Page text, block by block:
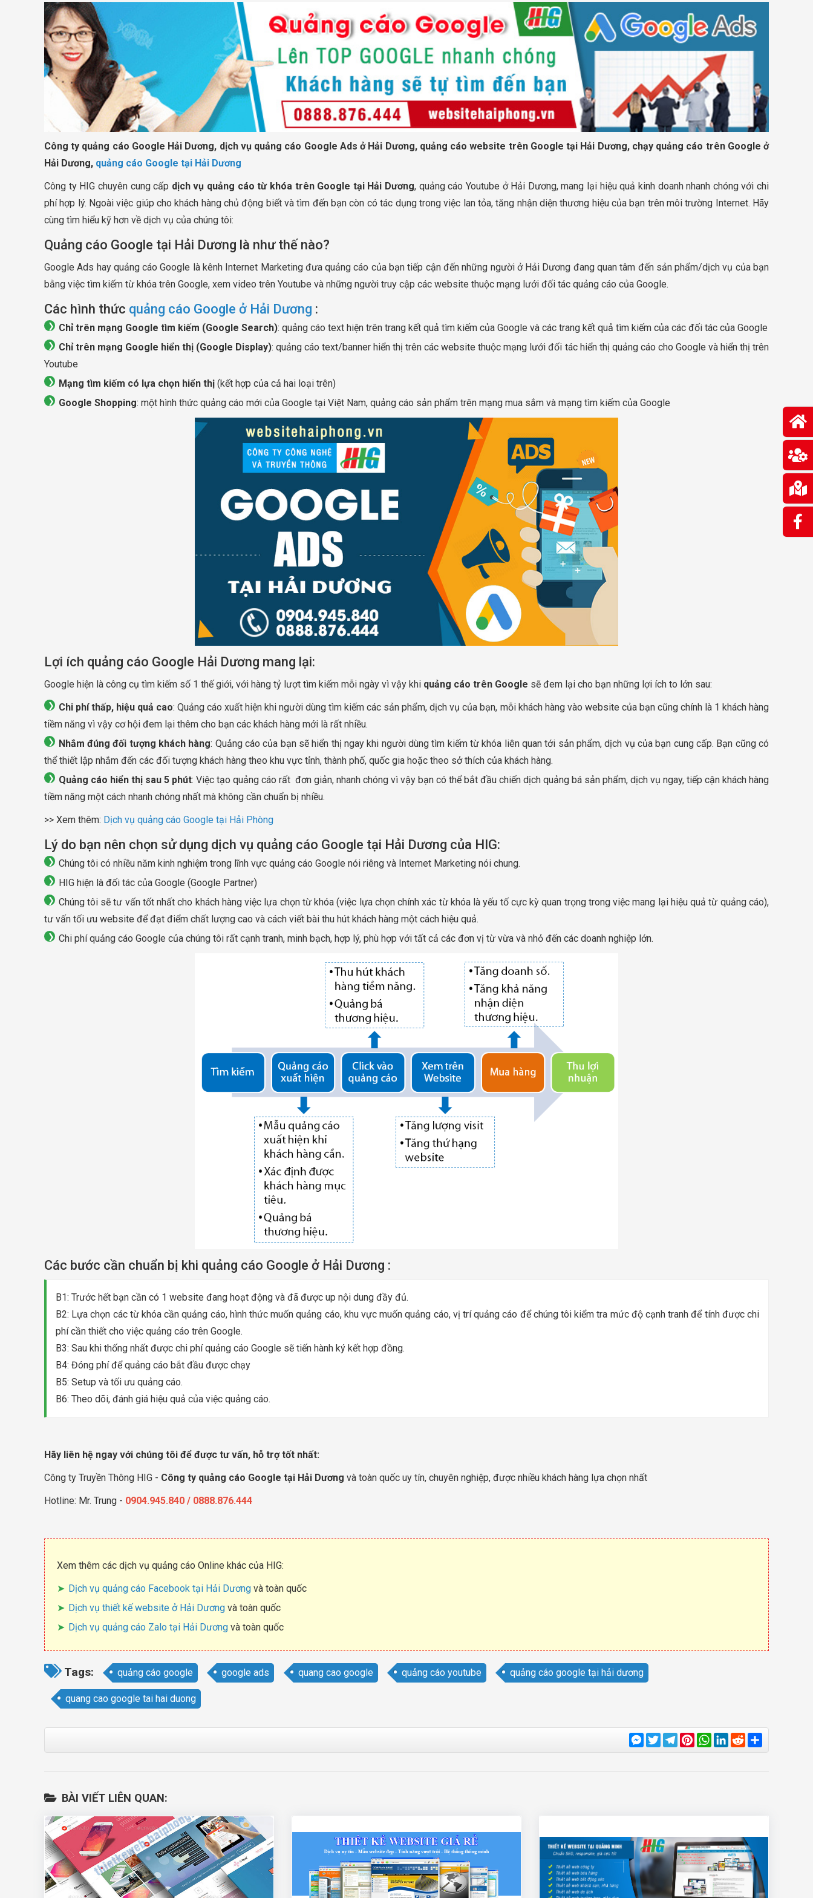
Công ty quảng cáo Google Hải Dương, dịch vụ quảng cáo Google Ads ở Hải Dương, quảng cáo website trên Google tại Hải Dương, chạy quảng cáo trên Google ở
Hải Dương, quảng cáo Google tại Hải Dương
Công ty HIG chuyên cung cấp dịch vụ quảng cáo từ khóa trên Google tại Hải Dương, quảng cáo Youtube ở Hải Dương, mang lại hiệu quả kinh doanh nhanh chóng với chi
phí hợp lý. Ngoài việc giúp cho khách hàng chủ động biết và tìm đến bạn còn có tác dụng trong việc lan tỏa, tăng nhận diện thương hiệu của bạn trên môi trường Internet. Hãy
cùng tìm hiểu kỹ hơn về dịch vụ của chúng tôi:
Quảng cáo Google tại Hải Dương là như thế nào?
Google Ads hay quảng cáo Google là kênh Internet Marketing đưa quảng cáo của bạn tiếp cận đến những người ở Hải Dương đang quan tâm đến sản phẩm/dịch vụ của bạn
bằng việc tìm kiếm từ khóa trên Google, xem video trên Youtube và những người truy cập các website thuộc mạng lưới đối tác quảng cáo của Google.
Các hình thức quảng cáo Google ở Hải Dương :
Chỉ trên mạng Google tìm kiếm (Google Search): quảng cáo text hiện trên trang kết quả tìm kiếm của Google và các trang kết quả tìm kiếm của các đối tác của Google
Chỉ trên mạng Google hiển thị (Google Display): quảng cáo text/banner hiển thị trên các website thuộc mạng lưới đối tác hiển thị quảng cáo cho Google và hiển thị trên
Youtube
Mạng tìm kiếm có lựa chọn hiển thị(kết hợp của cả hai loại trên)
Google Shopping: một hình thức quảng cáo mới của Google tại Việt Nam, quảng cáo sản phẩm trên mạng mua sắm và mạng tìm kiếm của Google
Lợi ích quảng cáo Google Hải Dương mang lại:
Google hiện là công cụ tìm kiếm số 1 thế giới, với hàng tỷ lượt tìm kiếm mỗi ngày vì vậy khi quảng cáo trên Google sẽ đem lại cho bạn những lợi ích to lớn sau:
Chi phí thấp, hiệu quả cao: Quảng cáo xuất hiện khi người dùng tìm kiếm các sản phẩm, dịch vụ của bạn, mỗi khách hàng vào website của bạn cũng chính là 1 khách hàng
tiềm năng vì vậy cơ hội đem lại thêm cho bạn các khách hàng mới là rất nhiều.
Nhắm đúng đối tượng khách hàng: Quảng cáo của bạn sẽ hiển thị ngay khi người dùng tìm kiếm từ khóa liên quan tới sản phẩm, dịch vụ của bạn cung cấp. Bạn cũng có
thể thiết lập nhắm đến các đối tượng khách hàng theo khu vực tỉnh, thành phố, quốc gia hoặc theo sở thích của khách hàng.
Quảng cáo hiển thị sau 5 phút: Việc tạo quảng cáo rất đơn giản, nhanh chóng vì vậy bạn có thể bắt đầu chiến dịch quảng bá sản phẩm, dịch vụ ngay, tiếp cận khách hàng
tiềm năng một cách nhanh chóng nhất mà không cần chuẩn bị nhiều.
>> Xem thêm: Dịch vụ quảng cáo Google tại Hải Phòng
Lý do bạn nên chọn sử dụng dịch vụ quảng cáo Google tại Hải Dương của HIG:
Chúng tôi có nhiều năm kinh nghiệm trong lĩnh vực quảng cáo Google nói riêng và Internet Marketing nói chung.
HIG hiện là đối tác của Google (Google Partner)
Chúng tôi sẽ tư vấn tốt nhất cho khách hàng việc lựa chọn từ khóa (việc lựa chọn chính xác từ khóa là yếu tố cực kỳ quan trọng trong việc mang lại hiệu quả từ quảng cáo),
tư vấn tối ưu website để đạt điểm chất lượng cao và cách viết bài thu hút khách hàng một cách hiệu quả.
Chi phí quảng cáo Google của chúng tôi rất cạnh tranh, minh bạch, hợp lý, phù hợp với tất cả các đơn vị từ vừa và nhỏ đến các doanh nghiệp lớn.
Các bước cần chuẩn bị khi quảng cáo Google ở Hải Dương :
B1: Trước hết bạn cần có 1 website đang hoạt động và đã được up nội dung đầy đủ.
B2: Lựa chọn các từ khóa cần quảng cáo, hình thức muốn quảng cáo, khu vực muốn quảng cáo, vị trí quảng cáo để chúng tôi kiểm tra mức độ cạnh tranh để tính được chi
phí cần thiết cho việc quảng cáo trên Google.
B3: Sau khi thống nhất được chi phí quảng cáo Google sẽ tiến hành ký kết hợp đồng.
B4: Đóng phí để quảng cáo bắt đầu được chạy
B5: Setup và tối ưu quảng cáo.
B6: Theo dõi, đánh giá hiệu quả của việc quảng cáo.
Hãy liên hệ ngay với chúng tôi để được tư vấn, hỗ trợ tốt nhất:
Công ty Truyền Thông HIG - Công ty quảng cáo Google tại Hải Dương và toàn quốc uy tín, chuyên nghiệp, được nhiều khách hàng lựa chọn nhất
Hotline: Mr. Trung - 0904.945.840 / 0888.876.444
Xem thêm các dịch vụ quảng cáo Online khác của HIG:
Dịch vụ quảng cáo Facebook tại Hải Dương và toàn quốc
Dịch vụ thiết kế website ở Hải Dương và toàn quốc
Dịch vụ quảng cáo Zalo tại Hải Dương và toàn quốc
Tags: quảng cáo google google ads quang cao google quảng cáo youtube quảng cáo google tại hải dương
quang cao google tai hai duong
Messenger
TwitterTelegram
Pinterest
WhatsApp
LinkedIn
Reddit
BÀI VIẾT LIÊN QUAN: